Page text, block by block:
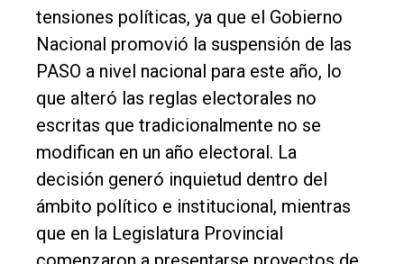
tensiones políticas, ya que el Gobierno
Nacional promovió la suspensión de las
PASO a nivel nacional para este año, lo
que alteró las reglas electorales no
escritas que tradicionalmente no se
modifican en un año electoral. La
decisión generó inquietud dentro del
ámbito político e institucional, mientras
que en la Legislatura Provincial